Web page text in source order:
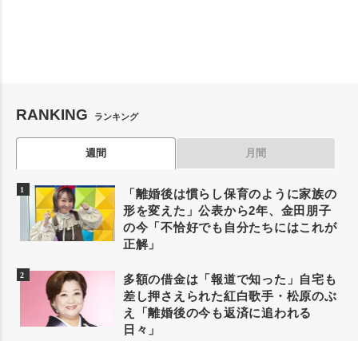
RANKING ランキング
週間 月間
「離婚後は慣らし保育のように家族の
形を変えた」公表から2年、金田朋子
の今「不恰好でも自分たちにはこれが
正解」
多額の借金は「報道で知った」自宅も
差し押さえられた紅白歌手・松原のぶ
え「離婚後の今も返済に追われる
日々」